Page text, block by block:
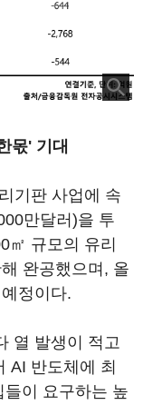
몫' 기대
기판 사업에 속
만달러)을 투
㎡ 규모의 유리
완공했으며, 올
정이다.
열 발생이 적고
AI 반도체에 최
이 요구하는 높